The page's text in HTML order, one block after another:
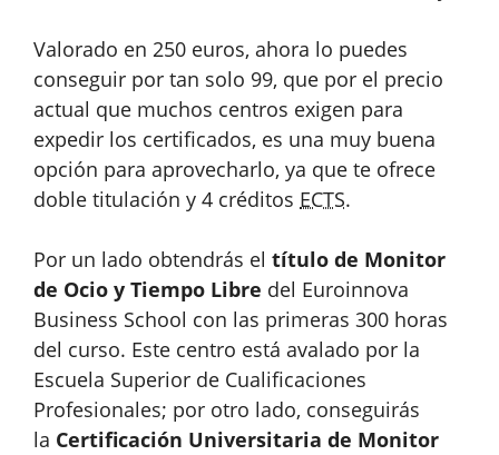
Valorado en 250 euros, ahora lo puedes
conseguir por tan solo 99, que por el precio
actual que muchos centros exigen para
expedir los certificados, es una muy buena
opción para aprovecharlo, ya que te ofrece
doble titulación y 4 créditos ECTS.
Por un lado obtendrás el título de Monitor
de Ocio y Tiempo Libre del Euroinnova
Business School con las primeras 300 horas
del curso. Este centro está avalado por la
Escuela Superior de Cualificaciones
Profesionales; por otro lado, conseguirás
la Certificación Universitaria de Monitor